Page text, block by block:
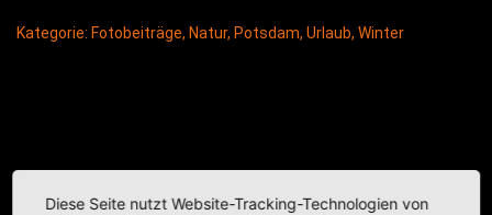
Kategorie: Fotobeiträge, Natur, Potsdam, Urlaub, Winter
Diese Seite nutzt Website-Tracking-Technologien von